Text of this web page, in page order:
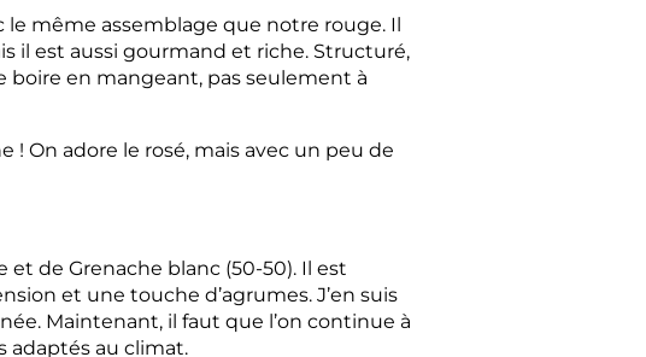
le même assemblage que notre rouge. Il
il est aussi gourmand et riche. Structuré,
boire en mangeant, pas seulement à
! On adore le rosé, mais avec un peu de
et de Grenache blanc (50-50). Il est
et une touche d’agrumes. J’en suis
Maintenant, il faut que l’on continue à
adaptés au climat.